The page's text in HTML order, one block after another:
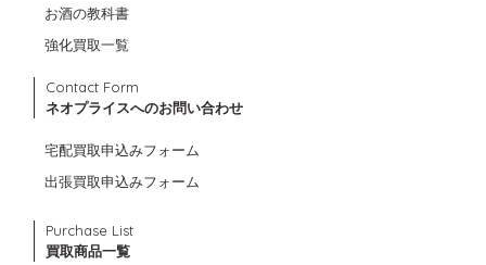
お酒の教科書
強化買取一覧
Contact Form
ネオプライスへのお問い合わせ
宅配買取申込みフォーム
出張買取申込みフォーム
Purchase List
買取商品一覧